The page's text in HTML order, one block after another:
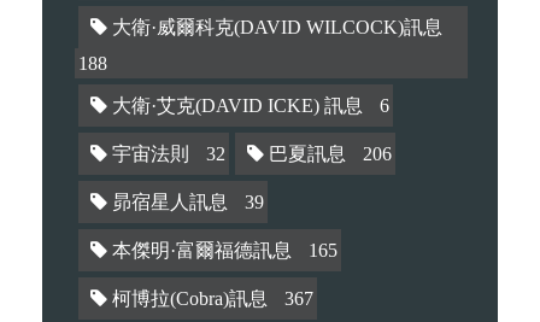
大衛·威爾科克(DAVID WILCOCK)訊息
188
大衛·艾克(DAVID ICKE) 訊息 6
宇宙法則 32 巴夏訊息 206
昴宿星人訊息 39
本傑明·富爾福德訊息 165
柯博拉(Cobra)訊息 367